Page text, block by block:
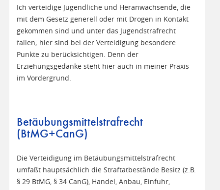
Ich verteidige Jugendliche und Heranwachsende, die
mit dem Gesetz generell oder mit Drogen in Kontakt
gekommen sind und unter das Jugendstrafrecht
fallen; hier sind bei der Verteidigung besondere
Punkte zu berücksichtigen. Denn der
Erziehungsgedanke steht hier auch in meiner Praxis
im Vordergrund.
Betäubungsmittelstrafrecht
(BtMG+CanG)
Die Verteidigung im Betäubungsmittelstrafrecht
umfaßt hauptsächlich die Straftatbestände Besitz (z.B.
§ 29 BtMG, § 34 CanG), Handel, Anbau, Einfuhr,